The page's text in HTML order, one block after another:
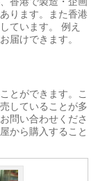
ります。また香港
ています。 例え
届けできます。
とができます。こ
していることが多
問い合わせくださ
から購入すること